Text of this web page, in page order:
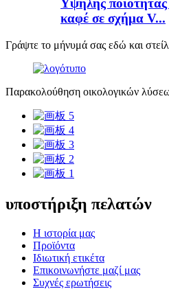
Υψηλής
καφέ σε σχήμα V...
Γράψτε το μήνυμά σας εδώ και
Παρακολούθηση οικολογικών
υποστήριξη πελατών
Η ιστορία μας
Προϊόντα
Ιδιωτική ετικέτα
Επικοινωνήστε μαζί μας
Συχνές ερωτήσεις